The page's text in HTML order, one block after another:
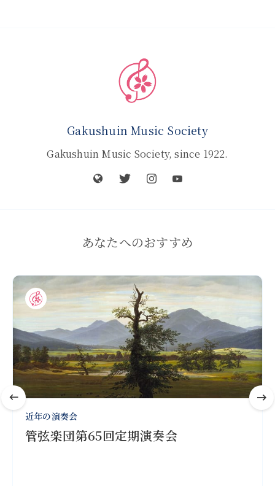
Gakushuin Music Society
Gakushuin Music Society, since 1922.
あなたへのおすすめ
近年の演奏会
管弦楽団第65回定期演奏会